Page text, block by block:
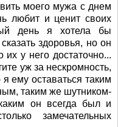
моего мужа с днем
любит и ценит своих
день я хотела бы
здоровья, но он
их у него достаточно...
уж за нескромность,
ему оставаться таким
таким же шутником-
он всегда был и
замечательных